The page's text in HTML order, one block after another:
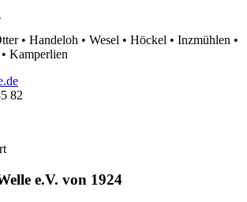
• Handeloh • Wesel • Höckel • Inzmühlen •
Kamperlien
82
e.V. von 1924